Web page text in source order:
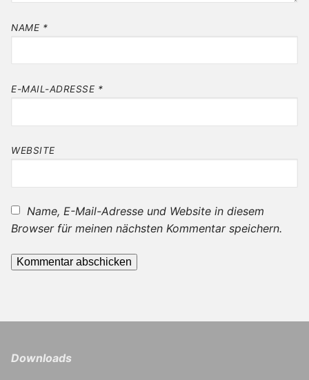
NAME *
E-MAIL-ADRESSE *
WEBSITE
Name, E-Mail-Adresse und Website in diesem
Browser für meinen nächsten Kommentar speichern.
Downloads